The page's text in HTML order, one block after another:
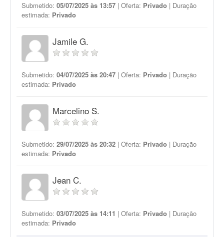
Submetido: 05/07/2025 às 13:57 | Oferta: Privado | Duração
estimada: Privado
Jamile G.
Submetido: 04/07/2025 às 20:47 | Oferta: Privado | Duração
estimada: Privado
Marcelino S.
Submetido: 29/07/2025 às 20:32 | Oferta: Privado | Duração
estimada: Privado
Jean C.
Submetido: 03/07/2025 às 14:11 | Oferta: Privado | Duração
estimada: Privado